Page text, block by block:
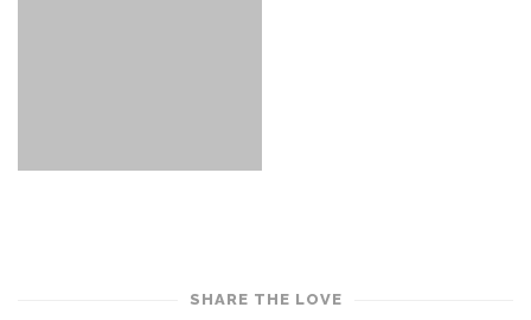
SHARE THE LOVE